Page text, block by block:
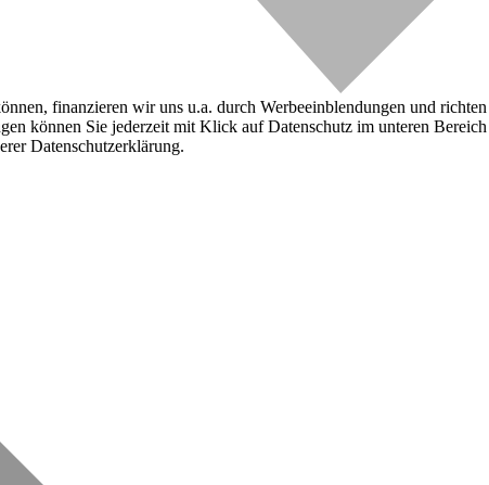
finanzieren wir uns u.a. durch Werbeeinblendungen und
können Sie jederzeit mit Klick auf Datenschutz im unteren
Datenschutzerklärung.